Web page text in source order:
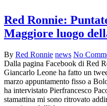
Red Ronnie:
Maggiore luogo
By Red Ronnie news No
Dalla pagina Facebook di Red
Giancarlo Leone ha fatto un
marzo appuntamento fisso a
ha intervistato Pierfrancesco
stamattina mi sono ritrovato